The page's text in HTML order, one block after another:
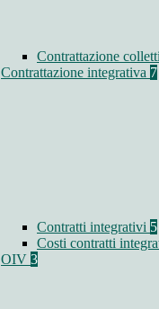
Contrattazione
Contrattazione integrativa 7
Contratti integrativi 5
Costi contratti
OIV 3